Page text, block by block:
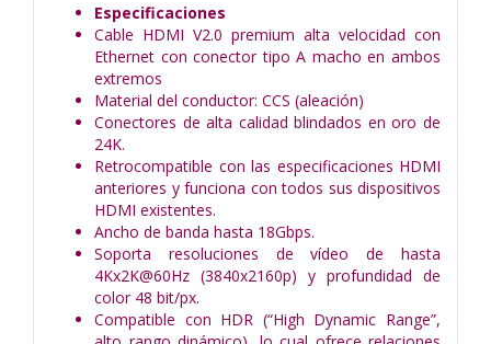
Especificaciones
Cable HDMI V2.0 premium alta velocidad con
Ethernet con conector tipo A macho en ambos
extremos
Material del conductor: CCS (aleación)
Conectores de alta calidad blindados en oro de
24K.
Retrocompatible con las especificaciones HDMI
anteriores y funciona con todos sus dispositivos
HDMI existentes.
Ancho de banda hasta 18Gbps.
Soporta resoluciones de vídeo de hasta
4Kx2K@60Hz (3840x2160p) y profundidad de
color 48 bit/px.
Compatible con HDR (“High Dynamic Range”,